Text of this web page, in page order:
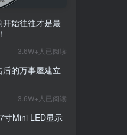
始往往才是最
3.6W+人已阅读
的万事屋建立
3.6W+人已阅读
寸Mini LED显示